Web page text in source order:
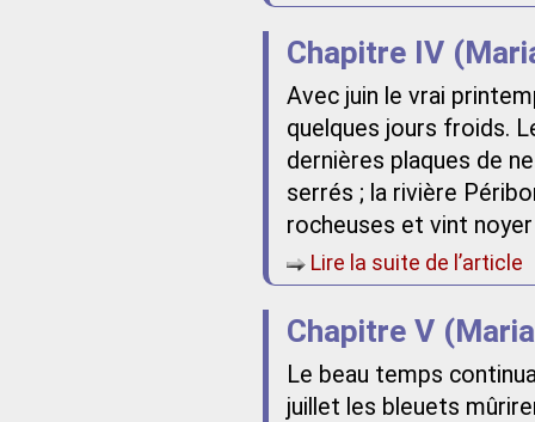
Chapitre IV
Avec juin le vrai
quelques jours froids.
dernières plaques de
serrés ; la rivière
rocheuses et vint
Lire la suite de l’article
Chapitre V
Le beau temps
juillet les bleuets